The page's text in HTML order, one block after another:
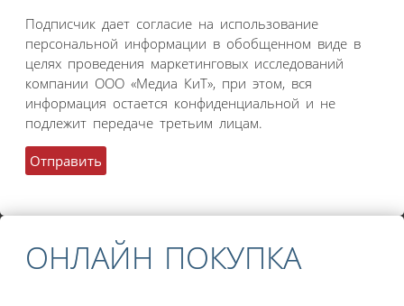
Подписчик дает согласие на использование
персональной информации в обобщенном виде в
целях проведения маркетинговых исследований
компании ООО «Медиа КиТ», при этом, вся
информация остается конфиденциальной и не
подлежит передаче третьим лицам.
ОНЛАЙН ПОКУПКА